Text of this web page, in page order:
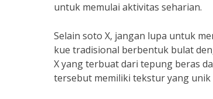
untuk memulai aktivitas seharian.
Selain soto X, jangan lupa untuk
kue tradisional berbentuk bulat
X yang terbuat dari tepung beras
tersebut memiliki tekstur yang unik